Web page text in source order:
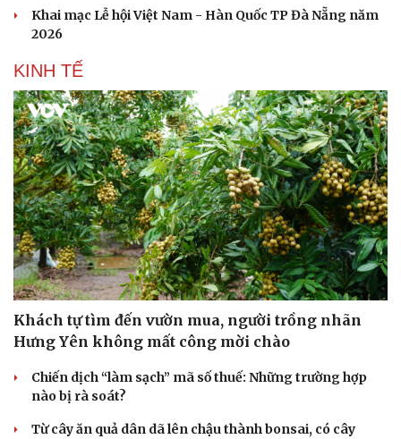
Sản phụ khoa
Nhi khoa
Làm đẹp - giảm cân
Ăn sạch sống khỏe
Tình yêu - Gia đình
Khai mạc Lễ hội Việt Nam - Hàn Quốc TP Đà Nẵng năm
2026
KINH TẾ
Khách tự tìm đến vườn mua, người trồng nhãn
Hưng Yên không mất công mời chào
Chiến dịch “làm sạch” mã số thuế: Những trường hợp
nào bị rà soát?
Từ cây ăn quả dân dã lên chậu thành bonsai, có cây